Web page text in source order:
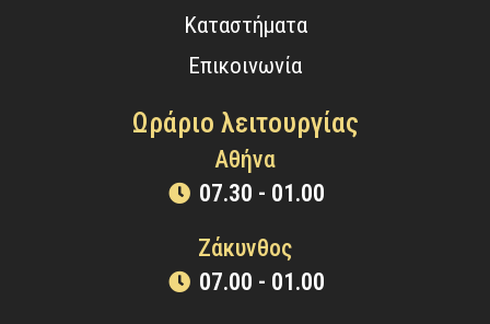
Ωράριο λειτουργίας
Αθήνα
07.30 - 01.00
Ζάκυνθος
07.00 - 01.00
Καταστήματα
Επικοινωνία